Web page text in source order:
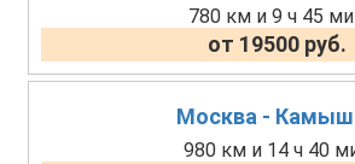
780 км и 9 ч 45
от 19500 руб.
Москва -
980 км и 14 ч 40